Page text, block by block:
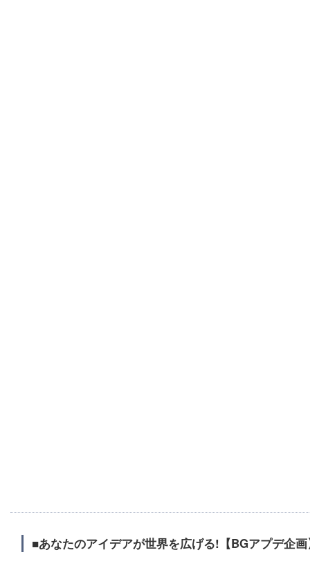
■あなたのアイデアが世界を広げる!【BGアプデ企